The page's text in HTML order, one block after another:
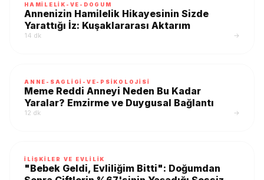
HAMILELIK-VE-DOGUM
Annenizin Hamilelik Hikayesinin Sizde
Yarattığı İz: Kuşaklararası Aktarım
14 dk →
ANNE-SAGLIGI-VE-PSIKOLOJISI
Meme Reddi Anneyi Neden Bu Kadar
Yaralar? Emzirme ve Duygusal Bağlantı
12 dk →
İLIŞKILER VE EVLILIK
"Bebek Geldi, Evliliğim Bitti": Doğumdan